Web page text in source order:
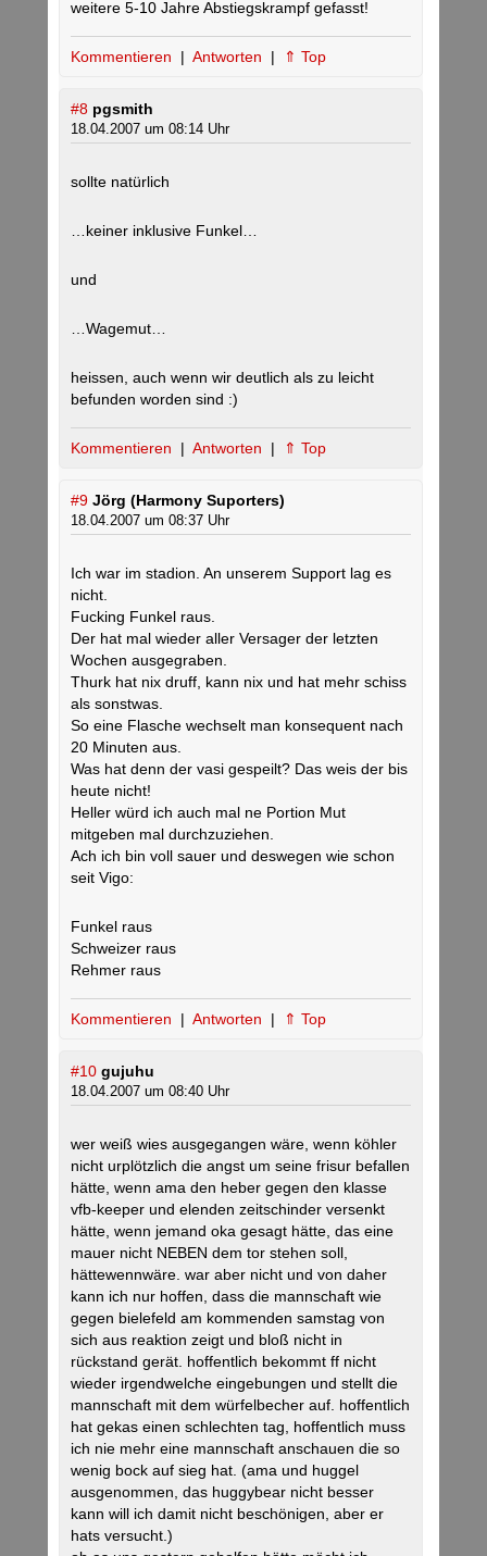
weitere 5-10 Jahre Abstiegskrampf gefasst!
Kommentieren | Antworten | ⇑ Top
#8 pgsmith
18.04.2007 um 08:14 Uhr
sollte natürlich
…keiner inklusive Funkel…
und
…Wagemut…
heissen, auch wenn wir deutlich als zu leicht
befunden worden sind :)
Kommentieren | Antworten | ⇑ Top
#9 Jörg (Harmony Suporters)
18.04.2007 um 08:37 Uhr
Ich war im stadion. An unserem Support lag es
nicht.
Fucking Funkel raus.
Der hat mal wieder aller Versager der letzten
Wochen ausgegraben.
Thurk hat nix druff, kann nix und hat mehr schiss
als sonstwas.
So eine Flasche wechselt man konsequent nach
20 Minuten aus.
Was hat denn der vasi gespeilt? Das weis der bis
heute nicht!
Heller würd ich auch mal ne Portion Mut
mitgeben mal durchzuziehen.
Ach ich bin voll sauer und deswegen wie schon
seit Vigo:
Funkel raus
Schweizer raus
Rehmer raus
Kommentieren | Antworten | ⇑ Top
#10 gujuhu
18.04.2007 um 08:40 Uhr
wer weiß wies ausgegangen wäre, wenn köhler
nicht urplötzlich die angst um seine frisur befallen
hätte, wenn ama den heber gegen den klasse
vfb-keeper und elenden zeitschinder versenkt
hätte, wenn jemand oka gesagt hätte, das eine
mauer nicht NEBEN dem tor stehen soll,
hättewennwäre. war aber nicht und von daher
kann ich nur hoffen, dass die mannschaft wie
gegen bielefeld am kommenden samstag von
sich aus reaktion zeigt und bloß nicht in
rückstand gerät. hoffentlich bekommt ff nicht
wieder irgendwelche eingebungen und stellt die
mannschaft mit dem würfelbecher auf. hoffentlich
hat gekas einen schlechten tag, hoffentlich muss
ich nie mehr eine mannschaft anschauen die so
wenig bock auf sieg hat. (ama und huggel
ausgenommen, das huggybear nicht besser
kann will ich damit nicht beschönigen, aber er
hats versucht.)